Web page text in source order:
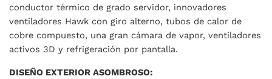
conductor térmico de grado servidor, innovadores
ventiladores Hawk con giro alterno, tubos de calor de
cobre compuesto, una gran cámara de vapor, ventiladores
activos 3D y refrigeración por pantalla.
DISEÑO EXTERIOR ASOMBROSO: